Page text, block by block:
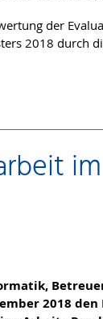
der
2018 durch
2018